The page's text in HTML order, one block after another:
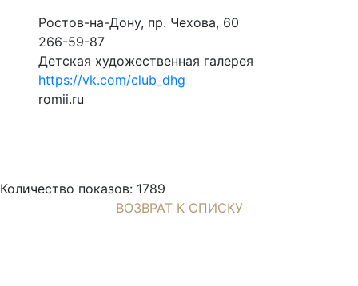
Ростов-на-Дону, пр. Чехова, 60
266-59-87
Детская художественная галерея
https://vk.com/club_dhg
romii.ru
Количество показов: 1789
ВОЗВРАТ К СПИСКУ